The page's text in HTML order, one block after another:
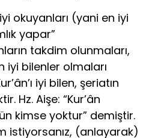
iyi okuyanları (yani en iyi
yapar”
takdim olunmaları,
iyi bilenler olmaları
iyi bilen, şeriatın
Hz. Aişe: “Kur’ân
kimse yoktur” demiştir.
istiyorsanız, (anlayarak)